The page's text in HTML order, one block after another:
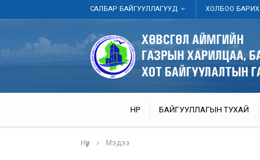
САЛБАР БАЙГУУЛЛАГУУД ХОЛБОО БАРИХ
НҮҮР БАЙГУУЛЛАГЫН ТУХАЙ
Нүүр Мэдээ